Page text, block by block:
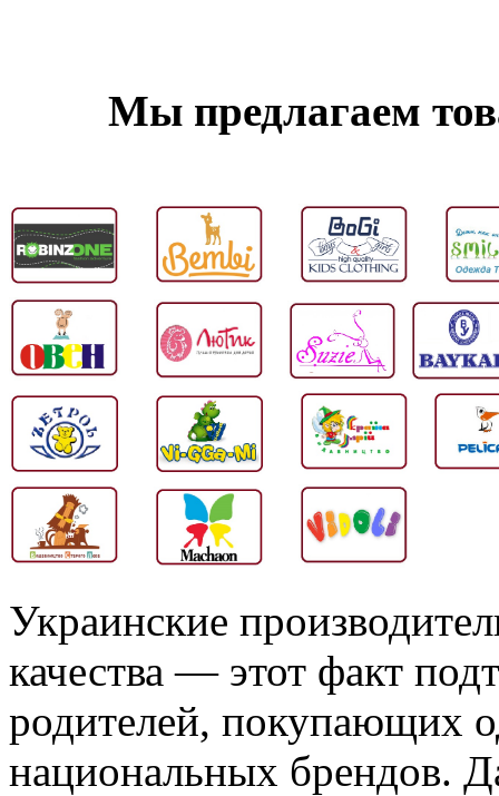
Мы предлагаем
Украинские
качества — этот факт
родителей, покупающих
национальных брендов.